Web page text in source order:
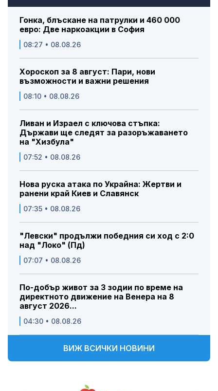
Гонка, блъскане на патрулки и 460 000
евро: Две наркоакции в София
08:27 • 08.08.26
Хороскоп за 8 август: Пари, нови
възможности и важни решения
08:10 • 08.08.26
Ливан и Израел с ключова стъпка:
Държави ще следят за разоръжаването
на "Хизбула"
07:52 • 08.08.26
Нова руска атака по Украйна: Жертви и
ранени край Киев и Славянск
07:35 • 08.08.26
"Левски" продължи победния си ход с 2:0
над "Локо" (Пд)
07:07 • 08.08.26
По-добър живот за 3 зодии по време на
директното движение на Венера на 8
август 2026...
04:30 • 08.08.26
ВИЖ ВСИЧКИ НОВИНИ